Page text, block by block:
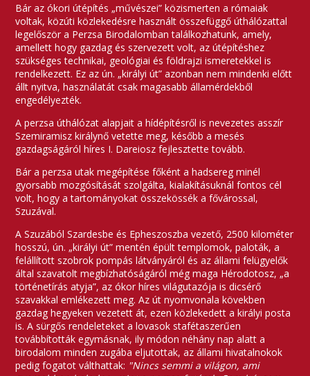
Bár az ókori útépítés „művészei” közismerten a rómaiak
voltak, közúti közlekedésre használt összefüggő úthálózattal
legelőször a Perzsa Birodalomban találkozhatunk, amely,
amellett hogy gazdag és szervezett volt, az útépítéshez
szükséges technikai, geológiai és földrajzi ismeretekkel is
rendelkezett. Ez az ún. „királyi út” azonban nem mindenki előtt
állt nyitva, használatát csak magasabb államérdekből
engedélyezték.
A perzsa úthálózat alapjait a hídépítésről is nevezetes asszír
Szemiramisz királynő vetette meg, később a mesés
gazdagságáról híres I. Dareiosz fejlesztette tovább.
Bár a perzsa utak megépítése főként a hadsereg minél
gyorsabb mozgósítását szolgálta, kialakításuknál fontos cél
volt, hogy a tartományokat összekössék a fővárossal,
Szuzával.
A Szuzából Szardesbe és Epheszoszba vezető, 2500 kilométer
hosszú, ún. „királyi út” mentén épült templomok, paloták, a
felállított szobrok pompás látványáról és az állami felügyelők
által szavatolt megbízhatóságáról még maga Hérodotosz, „a
történetírás atyja”, az ókor híres világutazója is dicsérő
szavakkal emlékezett meg. Az út nyomvonala kövekben
gazdag hegyeken vezetett át, ezen közlekedett a királyi posta
is. A sürgős rendeleteket a lovasok stafétaszerűen
továbbították egymásnak, ily módon néhány nap alatt a
birodalom minden zugába eljutottak, az állami hivatalnokok
pedig fogatot válthattak: "Nincs semmi a világon, ami